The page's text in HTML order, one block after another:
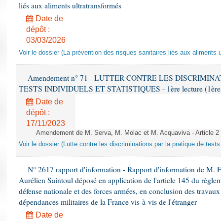
liés aux aliments ultratransformés
Date de
dépôt :
03/03/2026
Voir le dossier (La prévention des risques sanitaires liés aux aliments
Amendement n° 71 - LUTTER CONTRE LES
TESTS INDIVIDUELS ET STATISTIQUES - 1ère lecture (1ère
Date de
dépôt :
17/11/2023
Amendement de M. Serva, M. Molac et M. Acquaviva - Article
Voir le dossier (Lutte contre les discriminations par la pratique de
N° 2617 rapport d'information - Rapport d'information de M.
Aurélien Saintoul déposé en application de l'article 145 du
défense nationale et des forces armées, en conclusion des
dépendances militaires de la France vis-à-vis de l'étranger
Date de